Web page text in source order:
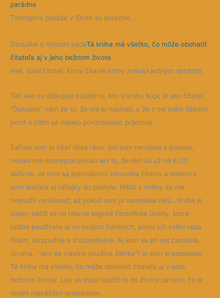
parádne
Tóningové pasáže v Elvíre sú parádne...
Daduška o Voľnom pádeTá kniha má všetko, čo môže obohatiť
čitateľa aj v jeho bežnom živote
Heli, ďalší čitateľ, ktorý čítanie knihy zvládol jedným dychom.
Tak ako vy ďakujete každému, kto si knihu kúpi, ja ako čitateľ
”Ďakujem” vám za to, že ste ju napísali, a že z nej mám úžasný
pocit a cítim sa nejako povznesene, príjemne.
Začala som ju čítať dnes ráno, ani som nevstala z postele,
nejako ma neznepokojovalo ani to, že deti sú už od 6.00
aktívne. Ja som sa jednoducho venovala čítaniu a dokonca
som dostala aj raňajky do postele. Nikto z rodiny sa ma
nesnažil vyrušovať, až pokiaľ som ju nezmákla celú . Kniha je
super, páčili sa mi hlavne logické filozofické úvahy, ktoré
bežne používate aj vo svojich článkoch, preto ich veľmi rada
čítam, sú poučné a zrozumiteľné. Aj som sa pri nej zasmiala,
(úvaha : “ako sa vlastne používa žiletka”) aj som si poplakala.
Tá kniha má všetko, čo môže obohatiť čitateľa aj v jeho
bežnom živote. Len sa musí naučiť to do života zaviesť, čo je
mojim najväčším problémom.